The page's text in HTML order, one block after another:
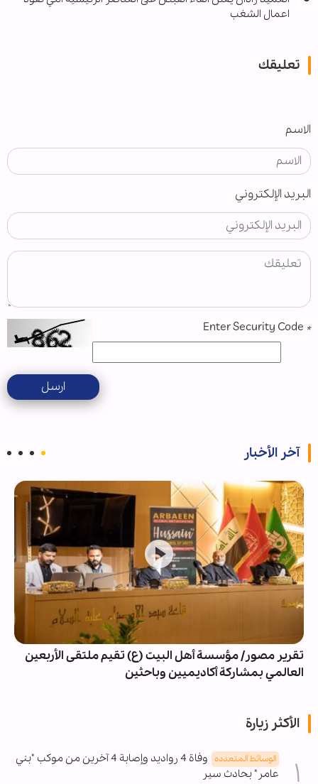
اعمال الشغب
تعليقك
الاسم
البريد الإلكتروني
*
ارسل
آخر الأخبار
تقرير مصور/ مؤسسة أهل البيت (ع) تقيم ملتقى الأربعين
العالمي بمشاركة أكاديميين وباحثين
الأكثر زيارة
الوسائط المتعدده
وفاة 4 رواديد وإصابة 4 آخرين من موكب "بني
عامر" بحادث سير